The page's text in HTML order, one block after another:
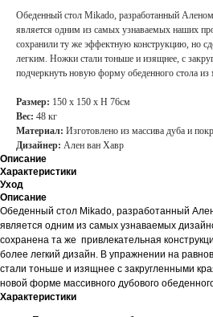
Обеденный стол Mikado, разработанный
является одним из самых узнаваемых наших
сохранили ту же эффектную конструкцию, но
легким. Ножки стали тоньше и изящнее, с
подчеркнуть новую форму обеденного стола из
Размер: 150 х 150 х Н 76см
Вес: 48 кг
Материал: Изготовлено из массива дуба и
Дизайнер: Ален ван Хавр
Описание
Характеристики
Уход
Описание
Обеденный стол Mikado, разработанный
является одним из самых узнаваемых
сохранена та же привлекательная
более легкий дизайн. В упражнении на
стали тоньше и изящнее с закругленными
новой форме массивного дубового
Характеристики